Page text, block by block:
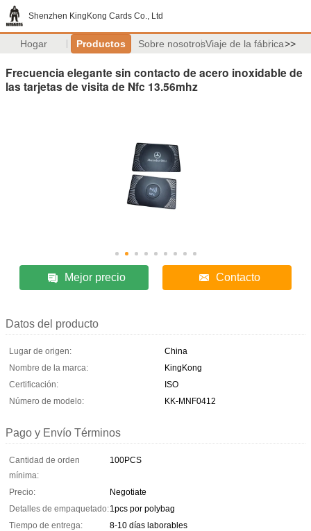
Shenzhen KingKong Cards Co., Ltd
Hogar Productos Sobre nosotrosViaje de la fábrica>>
Frecuencia elegante sin contacto de acero inoxidable de
las tarjetas de visita de Nfc 13.56mhz
Mejor precio Contacto
Datos del producto
Lugar de origen:
China
Nombre de la marca:
KingKong
Certificación:
ISO
Número de modelo:
KK-MNF0412
Pago y Envío Términos
Cantidad de orden
mínima:
100PCS
Precio:
Negotiate
Detalles de empaquetado:1pcs por polybag
Tiempo de entrega:
8-10 días laborables